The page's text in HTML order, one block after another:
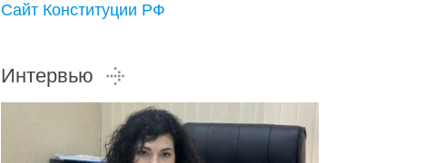
Сайт Конституции РФ
Интервью